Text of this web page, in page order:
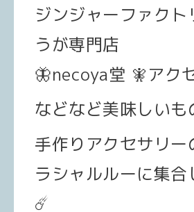
ジンジャーファクト
うが専門店
🦋necoya堂 🧚アク
などなど美味しいも
手作りアクセサリー
ラシャルルーに集合
☄️